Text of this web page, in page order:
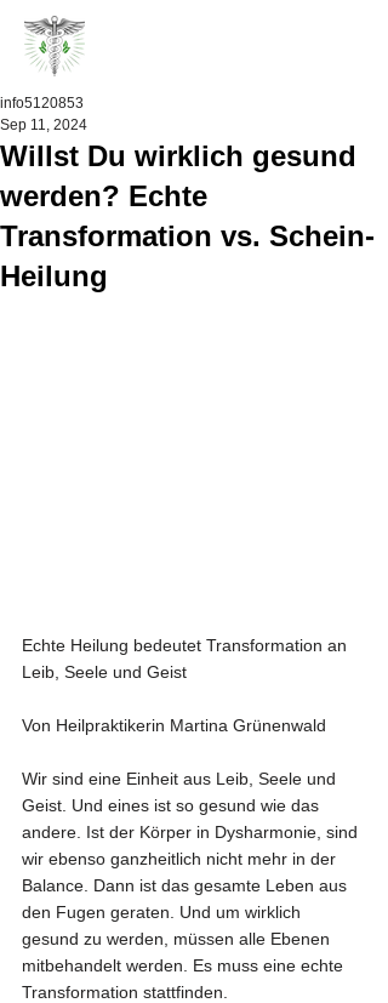
Willst Du wirklich gesund
werden? Echte
Transformation vs. Schein-
Heilung
info5120853
Sep 11, 2024
Echte Heilung bedeutet Transformation an
Leib, Seele und Geist
Von Heilpraktikerin Martina Grünenwald
Wir sind eine Einheit aus Leib, Seele und
Geist. Und eines ist so gesund wie das
andere. Ist der Körper in Dysharmonie, sind
wir ebenso ganzheitlich nicht mehr in der
Balance. Dann ist das gesamte Leben aus
den Fugen geraten. Und um wirklich
gesund zu werden, müssen alle Ebenen
mitbehandelt werden. Es muss eine echte
Transformation stattfinden.